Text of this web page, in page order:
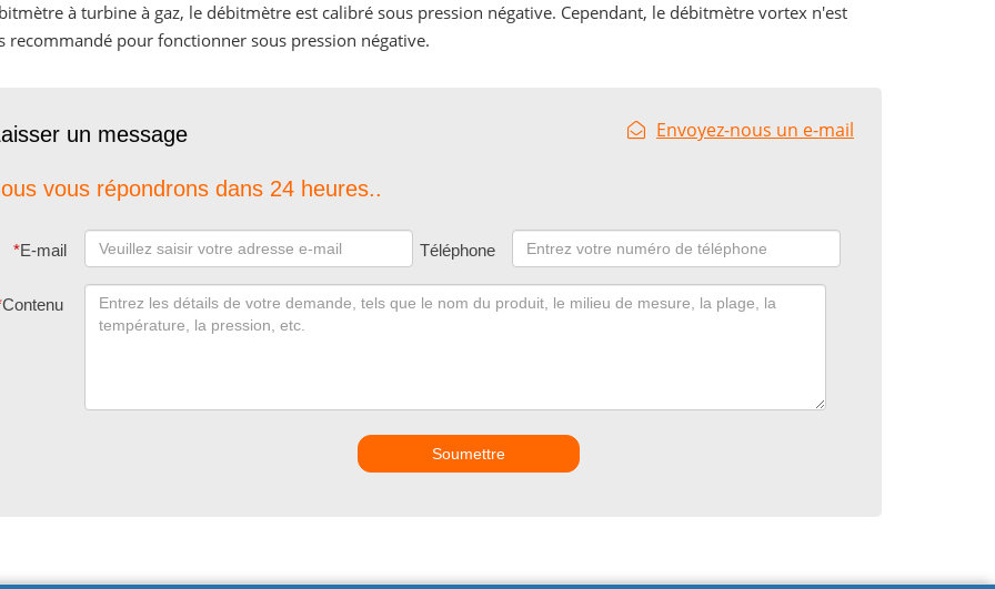
à turbine à gaz, le débitmètre est calibré sous pression négative. Cependant, le débitmètre vortex n'est
recommandé pour fonctionner sous pression négative.
un message Envoyez-nous un e-mail
vous répondrons dans 24 heures..
*E-mail Téléphone
Contenu
Soumettre